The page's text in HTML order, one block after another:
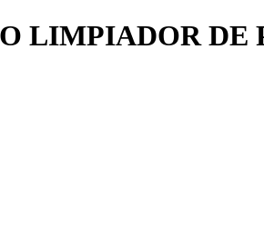
LIMPIADOR DE